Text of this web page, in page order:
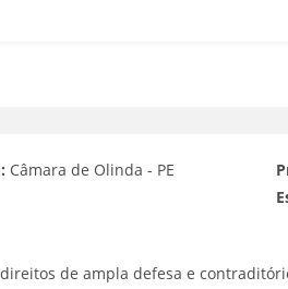
Câmara de Olinda - PE
de ampla defesa e